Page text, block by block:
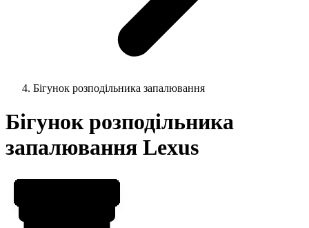
Бігунок розподільника запалювання
Бігунок розподільника
запалювання Lexus